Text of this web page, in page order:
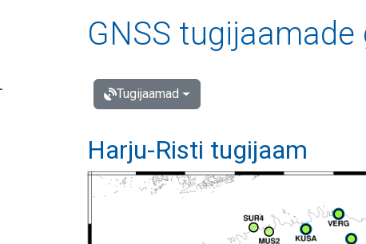
alammenüü
GNSS tugijaamade
Tugijaamad
Harju-Risti tugijaam